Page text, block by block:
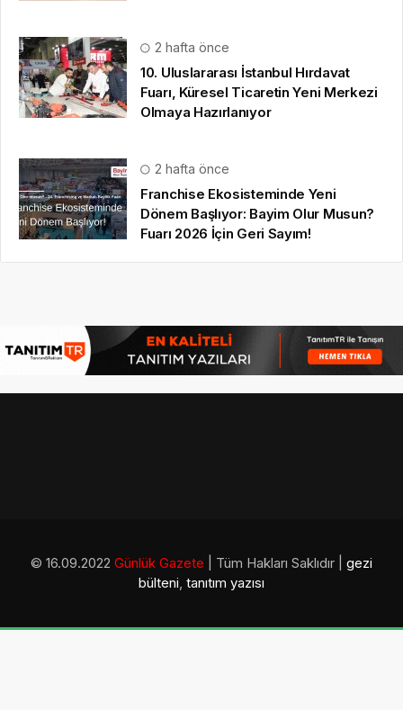
2 hafta önce
10. Uluslararası İstanbul Hırdavat
Fuarı, Küresel Ticaretin Yeni Merkezi
Olmaya Hazırlanıyor
2 hafta önce
Franchise Ekosisteminde Yeni
Dönem Başlıyor: Bayim Olur Musun?
Fuarı 2026 İçin Geri Sayım!
© 16.09.2022 Günlük Gazete | Tüm Hakları Saklıdır | gezi
bülteni, tanıtım yazısı